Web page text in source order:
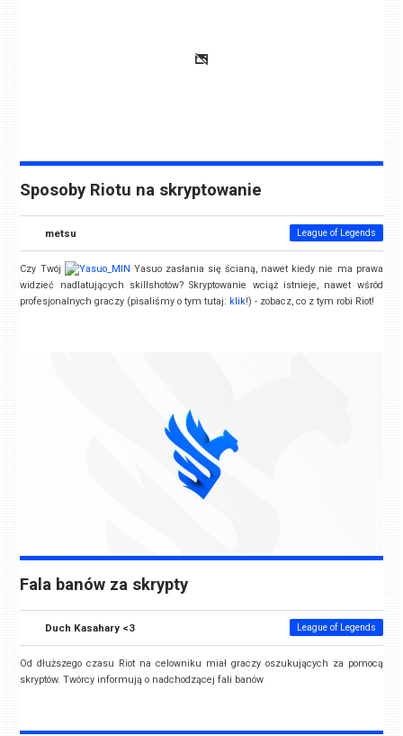
Sposoby Riotu na skryptowanie
metsu League of Legends
Czy Twój
Yasuo zasłania się ścianą, nawet kiedy nie ma prawa
widzieć nadlatujących skillshotów? Skryptowanie wciąż istnieje, nawet wśród
profesjonalnych graczy (pisaliśmy o tym tutaj: klik!) - zobacz, co z tym robi Riot!
Fala banów za skrypty
Duch Kasahary <3 League of Legends
Od dłuższego czasu Riot na celowniku miał graczy oszukujących za pomocą
skryptów. Twórcy informują o nadchodzącej fali banów